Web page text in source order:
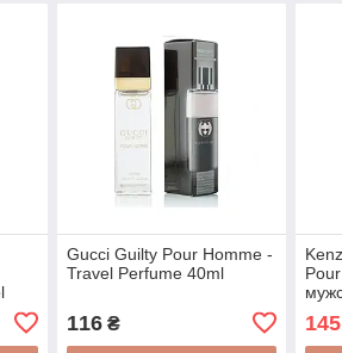
Gucci Guilty Pour Homme -
Travel Perfume 40ml
116₴